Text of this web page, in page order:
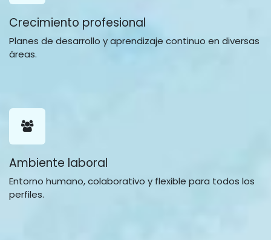
Crecimiento profesional
Planes de desarrollo y aprendizaje continuo en diversas
áreas.
Ambiente laboral
Entorno humano, colaborativo y flexible para todos los
perfiles.